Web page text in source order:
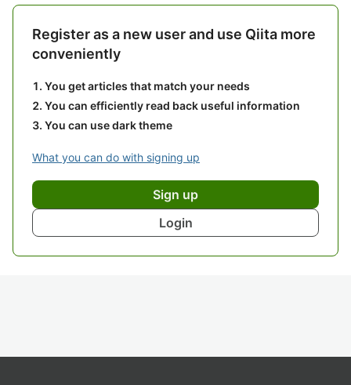
Register as a new user and use Qiita more
conveniently
You get articles that match your needs
You can efficiently read back useful information
You can use dark theme
What you can do with signing up
Sign up
Login